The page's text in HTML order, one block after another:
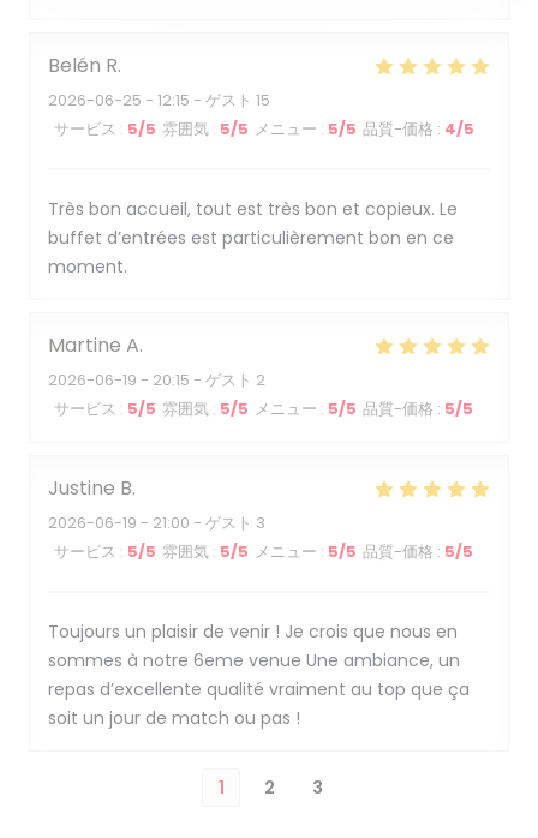
Belén R
2026-06-25 - 12:15 - ゲスト 15
サービス : 5/5 雰囲気 : 5/5 メニュー : 5/5 品質-価格 : 4/5
Très bon accueil, tout est très bon et copieux. Le
buffet d’entrées est particulièrement bon en ce
moment.
Martine A
2026-06-19 - 20:15 - ゲスト 2
サービス : 5/5 雰囲気 : 5/5 メニュー : 5/5 品質-価格 : 5/5
Justine B
2026-06-19 - 21:00 - ゲスト 3
サービス : 5/5 雰囲気 : 5/5 メニュー : 5/5 品質-価格 : 5/5
Toujours un plaisir de venir ! Je crois que nous en
sommes à notre 6eme venue Une ambiance, un
repas d’excellente qualité vraiment au top que ça
soit un jour de match ou pas !
1 2 3